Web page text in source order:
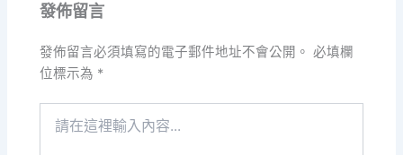
發佈留言
發佈留言必須填寫的電子郵件地址不會公開。 必填欄
位標示為 *